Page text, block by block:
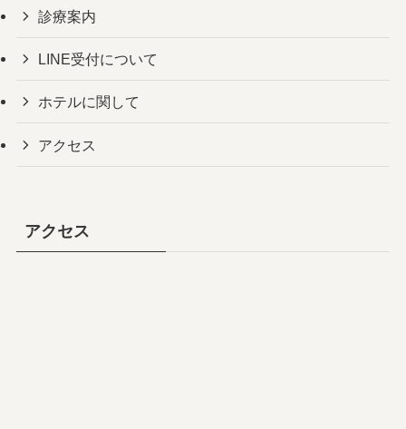
診療案内
LINE受付について
ホテルに関して
アクセス
アクセス